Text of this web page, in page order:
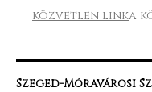
közvetlen linka
Szeged-Móravárosi